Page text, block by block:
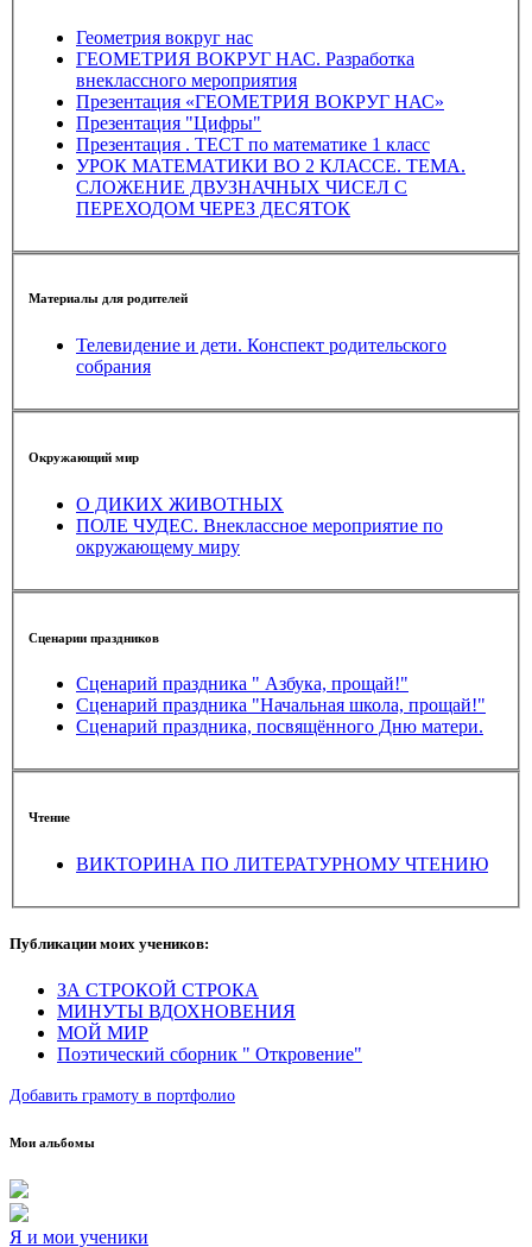
Геометрия вокруг нас
ГЕОМЕТРИЯ ВОКРУГ НАС. Разработка
внеклассного мероприятия
Презентация «ГЕОМЕТРИЯ ВОКРУГ НАС»
Презентация "Цифры"
Презентация . ТЕСТ по математике 1 класс
УРОК МАТЕМАТИКИ ВО 2 КЛАССЕ. ТЕМА.
СЛОЖЕНИЕ ДВУЗНАЧНЫХ ЧИСЕЛ С
ПЕРЕХОДОМ ЧЕРЕЗ ДЕСЯТОК
Материалы для родителей
Телевидение и дети. Конспект родительского
собрания
Окружающий мир
О ДИКИХ ЖИВОТНЫХ
ПОЛЕ ЧУДЕС. Внеклассное мероприятие по
окружающему миру
Сценарии праздников
Сценарий праздника " Азбука, прощай!"
Сценарий праздника "Начальная школа, прощай!"
Сценарий праздника, посвящённого Дню матери.
Чтение
ВИКТОРИНА ПО ЛИТЕРАТУРНОМУ ЧТЕНИЮ
Публикации моих учеников:
ЗА СТРОКОЙ СТРОКА
МИНУТЫ ВДОХНОВЕНИЯ
МОЙ МИР
Поэтический сборник " Откровение"
Добавить грамоту в портфолио
Мои альбомы
Я и мои ученики